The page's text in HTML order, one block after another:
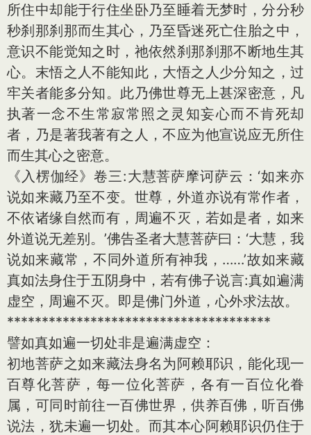
所住中却能于行住坐卧乃至睡着无梦时，分分秒
秒刹那刹那而生其心，乃至昏迷死亡住胎之中，
意识不能觉知之时，祂依然刹那刹那不断地生其
心。末悟之人不能知此，大悟之人少分知之，过
牢关者能多分知。此乃佛世尊无上甚深密意，凡
执著一念不生常寂常照之灵知妄心而不肯死却
者，乃是著我著有之人，不应为他宣说应无所住
而生其心之密意。
《入楞伽经》卷三:大慧菩萨摩诃萨云：‘如来亦
说如来藏乃至不变。世尊，外道亦说有常作者，
不依诸缘自然而有，周遍不灭，若如是者，如来
外道说无差别。’佛告圣者大慧菩萨曰：‘大慧，我
说如来藏常，不同外道所有神我，……’故如来藏
真如法身住于五阴身中，若有佛子说言:真如遍满
虚空，周遍不灭。即是佛门外道，心外求法故。
**************************************
譬如真如遍一切处非是遍满虚空：
初地菩萨之如来藏法身名为阿赖耶识，能化现一
百尊化菩萨，每一位化菩萨，各有一百位化眷
属，可同时前往一百佛世界，供养百佛，听百佛
说法，犹未遍一切处。而其本心阿赖耶识仍住于